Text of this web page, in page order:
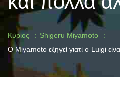
Κύριος
Shigeru Miyamoto
Ο Miyamoto εξηγεί γιατί ο Luigi